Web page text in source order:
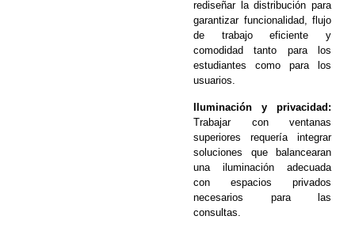
rediseñar la distribución para
garantizar funcionalidad, flujo
de trabajo eficiente y
comodidad tanto para los
estudiantes como para los
usuarios.
Iluminación y privacidad:
Trabajar con ventanas
superiores requería integrar
soluciones que balancearan
una iluminación adecuada
con espacios privados
necesarios para las
consultas.